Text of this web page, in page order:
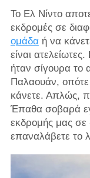
Το Ελ Νίντο
εκδρομές σε
ομάδαή να
είναι
ήταν σίγουρα το
Παλαουάν,
κάνετε. Απλώς,
Έπαθα σοβαρά
εκδρομής μας σε
επαναλάβετε το